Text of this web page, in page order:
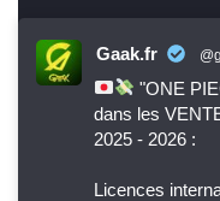
Gaak.fr
"ONE
dans les
2025 - 2026 :
Licences